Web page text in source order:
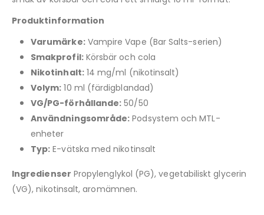
Produktinformation
Varumärke:Vampire Vape (Bar Salts-serien)
Smakprofil:Körsbär och cola
Nikotinhalt:14 mg/ml (nikotinsalt)
Volym: 10 ml (färdigblandad)
VG/PG-förhållande: 50/50
Användningsområde: Podsystem och MTL-
enheter
Typ: E-vätska med nikotinsalt
Ingredienser Propylenglykol (PG), vegetabiliskt glycerin
(VG), nikotinsalt, aromämnen.